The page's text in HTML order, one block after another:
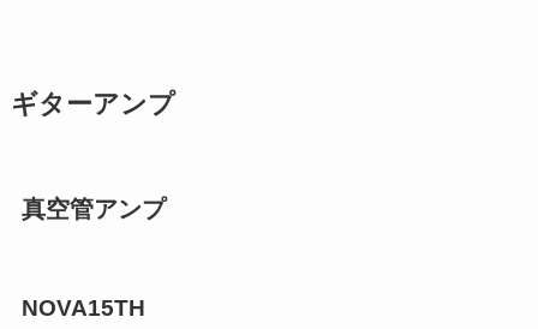
ギターアンプ
真空管アンプ
NOVA15TH